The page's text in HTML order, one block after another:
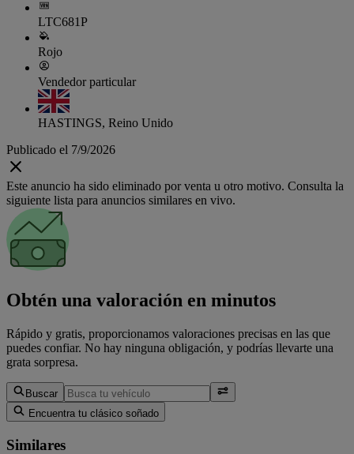
LTC681P
Rojo
Vendedor particular
HASTINGS, Reino Unido
Publicado el 7/9/2026
Este anuncio ha sido eliminado por venta u otro motivo. Consulta la
siguiente lista para anuncios similares en vivo.
Obtén una valoración en minutos
Rápido y gratis, proporcionamos valoraciones precisas en las que
puedes confiar. No hay ninguna obligación, y podrías llevarte una
grata sorpresa.
Buscar
Encuentra tu clásico soñado
Similares